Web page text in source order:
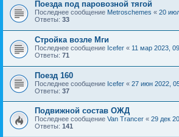
Поезда под паровозной тягой
Последнее сообщение Metroschemes « 20
Ответы: 33
Стройка возле Мги
Последнее сообщение Icefer « 11 мар 2023,
Ответы: 71
Поезд 160
Последнее сообщение Icefer « 27 июн 2022,
Ответы: 37
Подвижной состав ОЖД
Последнее сообщение Van Trancer « 29 дек
Ответы: 141